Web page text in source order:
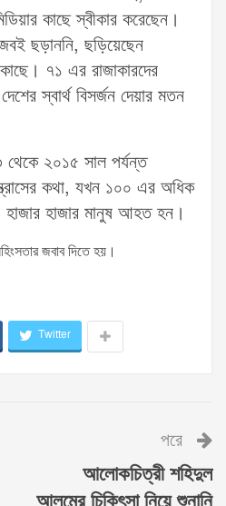
কাছে স্বীকার করেছেন।
ছড়াননি, ছড়িয়েছেন
৭১ এর রাজাকারদের
স্বার্থ বিসর্জন দেয়ার মতন
২০১৫ সাল পর্যন্ত
কথা, যখন ১০০ এর অধিক
হাজার হাজার মানুষ আহত হন।
জবাব দিতে হয়।
Twitter
পরে
আলোকচিত্রী শহিদুল